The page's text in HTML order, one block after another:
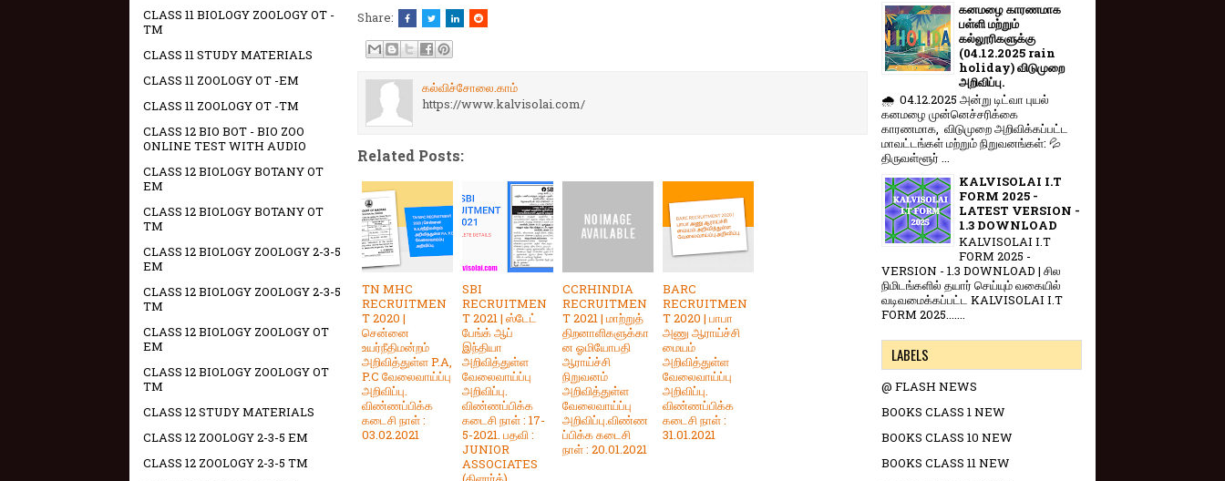
Share:
கல்விச்சோலை.காம்
https://www.kalvisolai.com/
Related Posts:
TN MHC
RECRUITMEN
T 2020 |
சென்னை
உயர்நீதிமன்றம்
அறிவித்துள்ள P.A,
P.C வேலைவாய்ப்பு
அறிவிப்பு.
விண்ணப்பிக்க
கடைசி நாள் :
03.02.2021
SBI
RECRUITMEN
T 2021 | ஸ்டேட்
பேங்க் ஆப்
இந்தியா
அறிவித்துள்ள
வேலைவாய்ப்பு
அறிவிப்பு.
விண்ணப்பிக்க
கடைசி நாள் : 17-
5-2021. பதவி :
JUNIOR
ASSOCIATES
CCRHINDIA
RECRUITMEN
T 2021 | மாற்றுத்
திறனாளிகளுக்கா
ன ஓமியோபதி
ஆராய்ச்சி
நிறுவனம்
அறிவித்துள்ள
வேலைவாய்ப்பு
அறிவிப்பு.விண்ண
ப்பிக்க கடைசி
நாள் : 20.01.2021
BARC
RECRUITMEN
T 2020 | பாபா
அணு ஆராய்ச்சி
மையம்
அறிவித்துள்ள
வேலைவாய்ப்பு
அறிவிப்பு.
விண்ணப்பிக்க
கடைசி நாள் :
31.01.2021
CLASS 11 BIOLOGY ZOOLOGY OT -
TM
CLASS 11 STUDY MATERIALS
CLASS 11 ZOOLOGY OT -EM
CLASS 11 ZOOLOGY OT -TM
CLASS 12 BIO BOT - BIO ZOO
ONLINE TEST WITH AUDIO
CLASS 12 BIOLOGY BOTANY OT
EM
CLASS 12 BIOLOGY BOTANY OT
TM
CLASS 12 BIOLOGY ZOOLOGY 2-3-5
EM
CLASS 12 BIOLOGY ZOOLOGY 2-3-5
TM
CLASS 12 BIOLOGY ZOOLOGY OT
EM
CLASS 12 BIOLOGY ZOOLOGY OT
TM
CLASS 12 STUDY MATERIALS
CLASS 12 ZOOLOGY 2-3-5 EM
CLASS 12 ZOOLOGY 2-3-5 TM
கனமழை காரணமாக
பள்ளி மற்றும்
கல்லூரிகளுக்கு
(04.12.2025 rain
holiday) விடுமுறை
அறிவிப்பு.
🌧️ 04.12.2025 அன்று டிட்வா புயல்
கனமழை முன்னெச்சரிக்கை
காரணமாக, விடுமுறை அறிவிக்கப்பட்ட
மாவட்டங்கள் மற்றும் நிறுவனங்கள்: 💦
திருவள்ளூர் ...
KALVISOLAI I.T
FORM 2025 -
LATEST VERSION -
1.3 DOWNLOAD
KALVISOLAI I.T
FORM 2025 -
VERSION - 1.3 DOWNLOAD | சில
நிமிடங்களில் தயார் செய்யும் வகையில்
வடிவமைக்கப்பட்ட KALVISOLAI I.T
FORM 2025.......
LABELS
@ FLASH NEWS
BOOKS CLASS 1 NEW
BOOKS CLASS 10 NEW
BOOKS CLASS 11 NEW